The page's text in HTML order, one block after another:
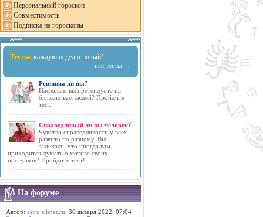
Персональный гороскоп
Совместимость
Подписка на гороскопы
Тесты: каждую неделю новый!
все тесты →
Ревнивы ли вы?
Насколько вы претендуете на
близких вам людей? Пройдите
тест.
Справедливый ли вы человек?
Чувство справедливости у всех
развито по разному. Вы
замечали, что иногда вам
приходится думать о мотиве своих
поступков? Пройдите тест!
На форуме
Автор: astro.sibnet.ru , 30 января 2022, 07:04